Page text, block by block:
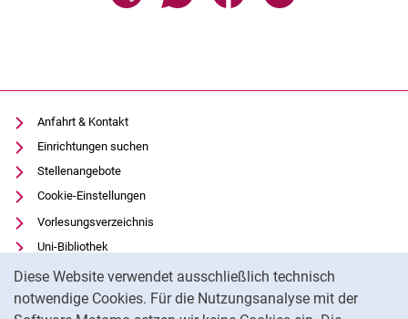
Diese Website verwendet ausschließlich technisch
notwendige Cookies. Für die Nutzungsanalyse mit der
Anfahrt & Kontakt
Einrichtungen suchen
Stellenangebote
Cookie-Einstellungen
Vorlesungsverzeichnis
Uni-Bibliothek
Moodle
Panopto